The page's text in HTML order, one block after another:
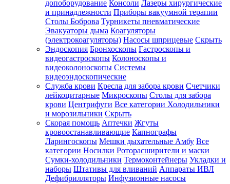
допоборудование Консоли Лазеры хирургические
и принадлежности Приборы вакуумной терапии
Столы Боброва Турникеты пневматические
Эвакуаторы дыма Коагуляторы
(электрокоагуляторы) Насосы шприцевые Скрыть
Эндоскопия Бронхоскопы Гастроскопы и
видеогастроскопы Колоноскопы и
видеоколоноскопы Системы
видеоэндоскопические
Служба крови Кресла для забора крови Счетчики
лейкоцитарные Микроскопы Столы для забора
крови Центрифуги Все категории Холодильники
и морозильники Скрыть
Скорая помощь Аптечки Жгуты
кровоостанавливающие Капнографы
Ларингоскопы Мешки дыхательные Амбу Все
категории Носилки Роторасширители и маски
Сумки-холодильники Термоконтейнеры Укладки и
наборы Штативы для вливаний Аппараты ИВЛ
Дефибрилляторы Инфузионные насосы